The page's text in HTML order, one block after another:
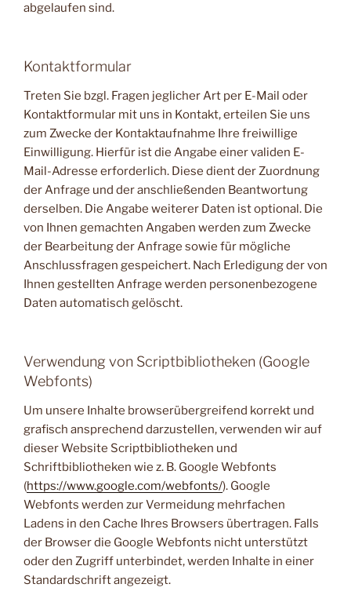
abgelaufen sind.
Kontaktformular
Treten Sie bzgl. Fragen jeglicher Art per E-Mail oder
Kontaktformular mit uns in Kontakt, erteilen Sie uns
zum Zwecke der Kontaktaufnahme Ihre freiwillige
Einwilligung. Hierfür ist die Angabe einer validen E-
Mail-Adresse erforderlich. Diese dient der Zuordnung
der Anfrage und der anschließenden Beantwortung
derselben. Die Angabe weiterer Daten ist optional. Die
von Ihnen gemachten Angaben werden zum Zwecke
der Bearbeitung der Anfrage sowie für mögliche
Anschlussfragen gespeichert. Nach Erledigung der von
Ihnen gestellten Anfrage werden personenbezogene
Daten automatisch gelöscht.
Verwendung von Scriptbibliotheken (Google
Webfonts)
Um unsere Inhalte browserübergreifend korrekt und
grafisch ansprechend darzustellen, verwenden wir auf
dieser Website Scriptbibliotheken und
Schriftbibliotheken wie z. B. Google Webfonts
(https://www.google.com/webfonts/). Google
Webfonts werden zur Vermeidung mehrfachen
Ladens in den Cache Ihres Browsers übertragen. Falls
der Browser die Google Webfonts nicht unterstützt
oder den Zugriff unterbindet, werden Inhalte in einer
Standardschrift angezeigt.